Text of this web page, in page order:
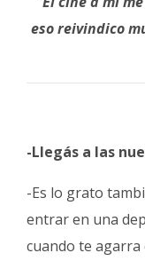
eso reivindico
-Llegás a las
-Es lo grato
entrar en una
cuando te